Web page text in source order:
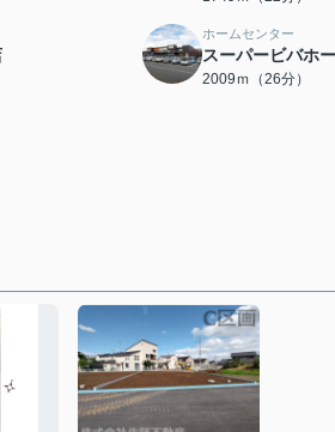
ホームセンター
スーパービバホ
2009ｍ（26分）